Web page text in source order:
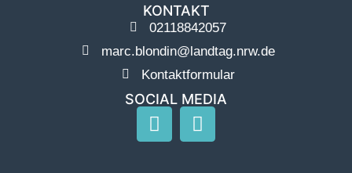
KONTAKT
02118842057
marc.blondin@landtag.nrw.de
Kontaktformular
SOCIAL MEDIA